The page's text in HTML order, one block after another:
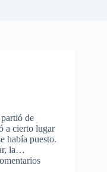
de
a cierto lugar
había puesto.
la…